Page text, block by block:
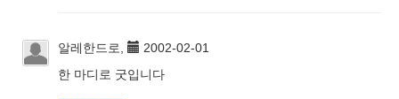
알레한드로,
2002-02-01
한 마디로 굿입니다